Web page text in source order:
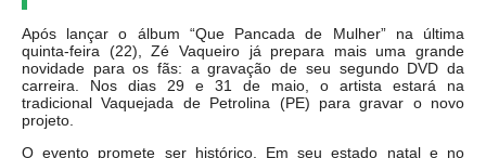
Após lançar o álbum “Que Pancada de Mulher” na última
quinta-feira (22), Zé Vaqueiro já prepara mais uma grande
novidade para os fãs: a gravação de seu segundo DVD da
carreira. Nos dias 29 e 31 de maio, o artista estará na
tradicional Vaquejada de Petrolina (PE) para gravar o novo
projeto.
O evento promete ser histórico. Em seu estado natal e no